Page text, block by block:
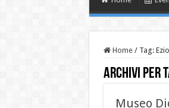
Home / Tag:
Archivi per
Museo